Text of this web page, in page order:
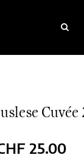
Cuvée
25.00